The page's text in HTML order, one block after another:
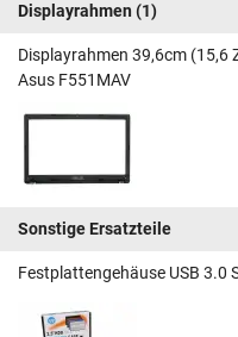
Displayrahmen (1)
Displayrahmen 39,6cm
Asus F551MAV
Sonstige Ersatzteile
Festplattengehäuse USB 3.0